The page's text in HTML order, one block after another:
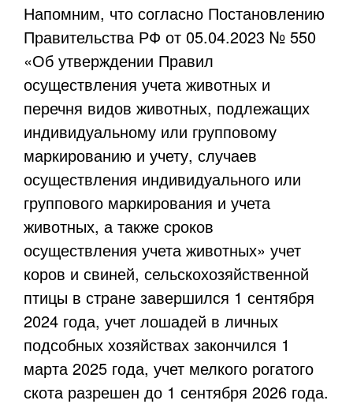
Напомним, что согласно Постановлению
Правительства РФ от 05.04.2023 № 550
«Об утверждении Правил
осуществления учета животных и
перечня видов животных, подлежащих
индивидуальному или групповому
маркированию и учету, случаев
осуществления индивидуального или
группового маркирования и учета
животных, а также сроков
осуществления учета животных» учет
коров и свиней, сельскохозяйственной
птицы в стране завершился 1 сентября
2024 года, учет лошадей в личных
подсобных хозяйствах закончился 1
марта 2025 года, учет мелкого рогатого
скота разрешен до 1 сентября 2026 года.